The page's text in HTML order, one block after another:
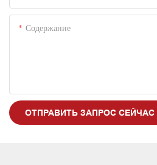
Содержание
ОТПРАВИТЬ ЗАПРОС СЕЙЧАС